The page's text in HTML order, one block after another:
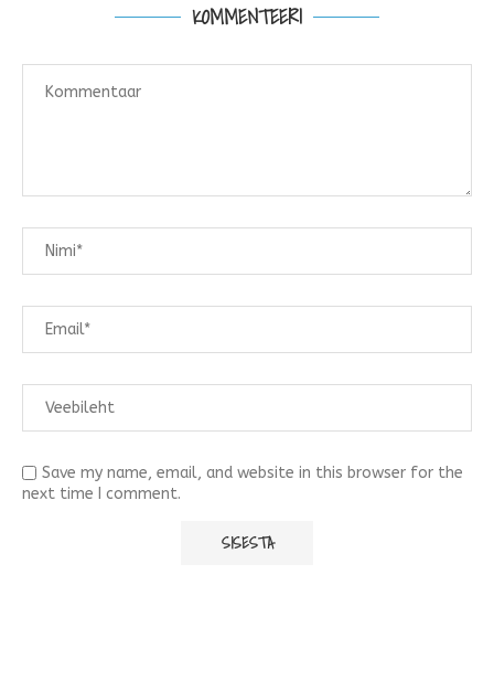
KOMMENTEERI
Save my name, email, and website in this browser for the
next time I comment.